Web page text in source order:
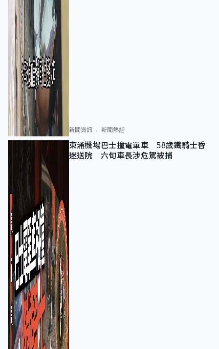
新聞資訊 新聞熱話
東涌機場巴士撞電單車 58歲鐵騎士昏
迷送院 六旬車長涉危駕被捕